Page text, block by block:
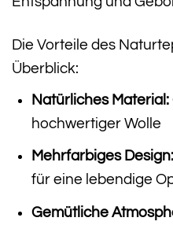
Die Vorteile des
Überblick:
Natürliches Material:
hochwertiger Wolle
Mehrfarbiges Design:
für eine lebendige
Gemütliche